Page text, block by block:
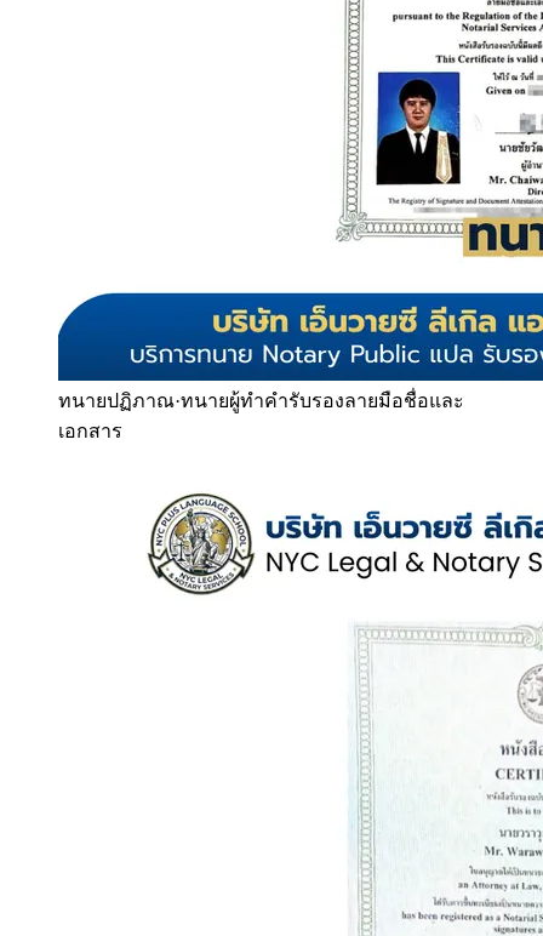
ทนายปฏิภาณ·ทนายผู้ทำคำรับรองลายมือชื่อและ
เอกสาร